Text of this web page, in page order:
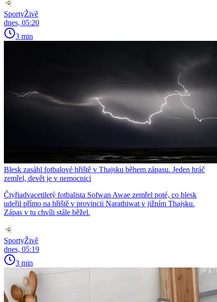
SportyŽivě
dnes, 05:20
3 min
Blesk zasáhl fotbalové hřiště v Thajsku během zápasu. Jeden hráč
zemřel, devět je v nemocnici
Čtyřiadvacetiletý fotbalista Sofwan Awae zemřel poté, co blesk
udeřil přímo na hřiště v provincii Narathiwat v jižním Thajsku.
Zápas v tu chvíli stále běžel.
SportyŽivě
dnes, 05:19
3 min